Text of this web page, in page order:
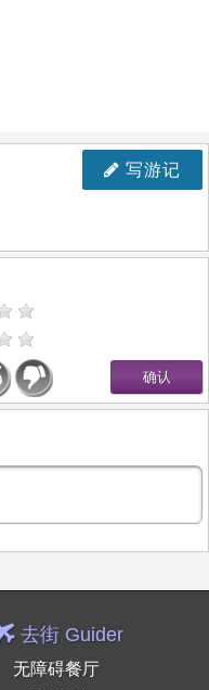
写游记
去街 Guider
无障碍餐厅